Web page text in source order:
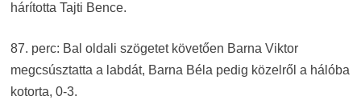
hárította Tajti Bence.
87. perc: Bal oldali szögetet követően Barna Viktor
megcsúsztatta a labdát, Barna Béla pedig közelről a hálóba
kotorta, 0-3.